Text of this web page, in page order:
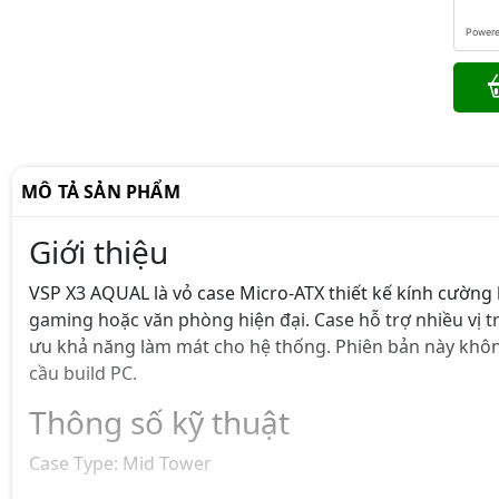
MÔ TẢ SẢN PHẨM
Giới thiệu
VSP X3 AQUAL là vỏ case Micro-ATX thiết kế kính
gaming hoặc văn phòng hiện đại. Case hỗ trợ nhiều
ưu khả năng làm mát cho hệ thống. Phiên bản này
cầu build PC.
Thông số kỹ thuật
Case Type: Mid Tower